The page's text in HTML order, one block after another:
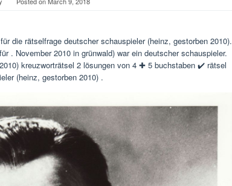
die rätselfrage deutscher schauspieler (heinz, gestorben 2010).
. November 2010 in grünwald) war ein deutscher schauspieler.
kreuzworträtsel 2 lösungen von 4 ✚ 5 buchstaben ✔️ rätsel
(heinz, gestorben 2010) .